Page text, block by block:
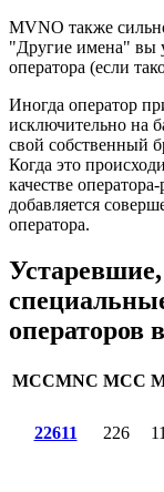
MVNO также
"Другие имена" вы
оператора (если
Иногда оператор
исключительно на
свой собственный
Когда это
качестве
добавляется
оператора.
операторов
MCCMNC MCC
22611 226 11